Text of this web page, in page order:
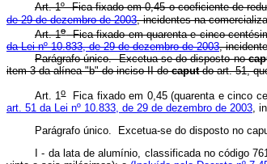
Art. 1º Fica fixado em 0,45 o coeficiente de
de 29 de dezembro de 2003, incidentes na
Art. 1oFica fixado em quarenta e cinco
da Lei nº 10.833, de 29 de dezembro de 2003,
Parágrafo único. Excetua-se do disposto no
item 3 da alínea "b" do inciso II docaputdo art. 51,
Art. 1oFica fixado em 0,45 (quarenta e cinco
art. 51 da Lei nº 10.833, de 29 de dezembro de 2003,
Parágrafo único. Excetua-se do disposto no
I - da lata de alumínio, classificada no código